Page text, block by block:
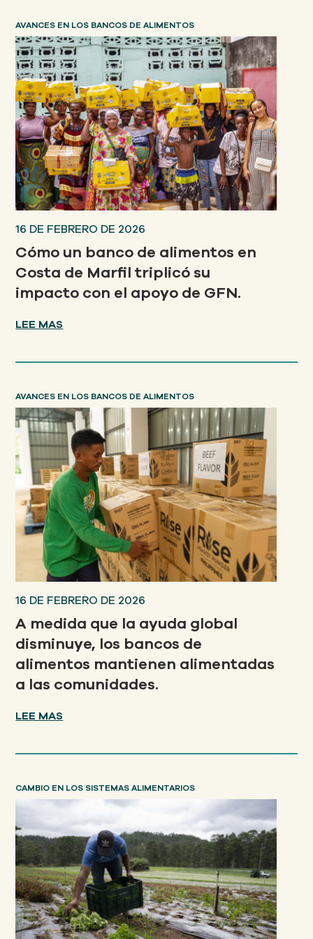
AVANCES EN LOS BANCOS DE ALIMENTOS
16 DE FEBRERO DE 2026
Cómo un banco de alimentos en
Costa de Marfil triplicó su
impacto con el apoyo de GFN.
LEE MAS
AVANCES EN LOS BANCOS DE ALIMENTOS
16 DE FEBRERO DE 2026
A medida que la ayuda global
disminuye, los bancos de
alimentos mantienen alimentadas
a las comunidades.
LEE MAS
CAMBIO EN LOS SISTEMAS ALIMENTARIOS